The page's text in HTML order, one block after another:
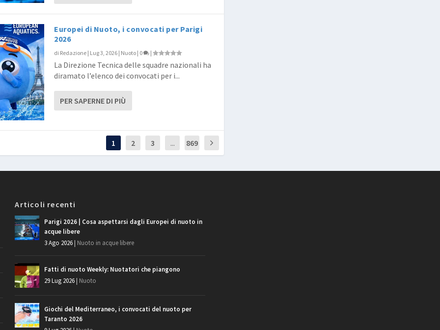
Europei di Nuoto, i convocati per Parigi
2026
di Redazione | Lug 3, 2026 | Nuoto | 0 |
La Direzione Tecnica delle squadre nazionali ha
diramato l’elenco dei convocati per i...
PER SAPERNE DI PIÙ
1 2 3 ... 869
Articoli recenti
Parigi 2026 | Cosa aspettarsi dagli Europei di nuoto in
acque libere
3 Ago 2026| Nuoto in acque libere
Fatti di nuoto Weekly: Nuotatori che piangono
29 Lug 2026| Nuoto
Giochi del Mediterraneo, i convocati del nuoto per
Taranto 2026